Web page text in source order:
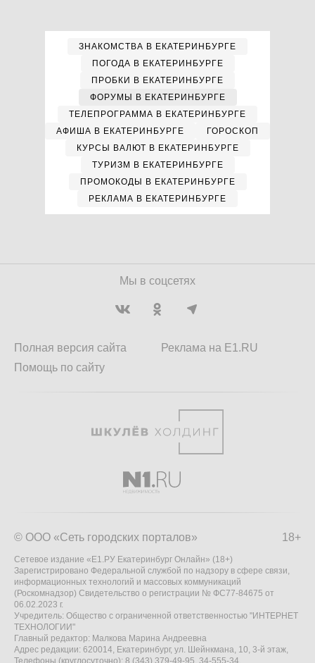
ЗНАКОМСТВА В ЕКАТЕРИНБУРГЕ
ПОГОДА В ЕКАТЕРИНБУРГЕ
ПРОБКИ В ЕКАТЕРИНБУРГЕ
ФОРУМЫ В ЕКАТЕРИНБУРГЕ
ТЕЛЕПРОГРАММА В ЕКАТЕРИНБУРГЕ
АФИША В ЕКАТЕРИНБУРГЕ
ГОРОСКОП
КУРСЫ ВАЛЮТ В ЕКАТЕРИНБУРГЕ
ТУРИЗМ В ЕКАТЕРИНБУРГЕ
ПРОМОКОДЫ В ЕКАТЕРИНБУРГЕ
РЕКЛАМА В ЕКАТЕРИНБУРГЕ
Мы в соцсетях
Полная версия сайта
Помощь по сайту
Реклама на E1.RU
18+
© ООО «Сеть городских порталов»
Сетевое издание «Е1.РУ Екатеринбург Онлайн» (18+)
Зарегистрировано Федеральной службой по надзору в сфере связи,
информационных технологий и массовых коммуникаций
(Роскомнадзор) Свидетельство о регистрации № ФС77-84675 от
06.02.2023 г.
Учредитель: Общество с ограниченной ответственностью "ИНТЕРНЕТ
ТЕХНОЛОГИИ"
Главный редактор: Малкова Марина Андреевна
Адрес редакции: 620014, Екатеринбург, ул. Шейнкмана, 10, 3-й этаж,
Телефоны (круглосуточно): 8 (343) 379-49-95, 34-555-34,